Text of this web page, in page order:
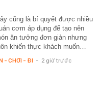
cũng là bí quyết được nhiều
cơm áp dụng để tạo nên
ăn tưởng đơn giản nhưng
khiến thực khách muốn…
- CHƠI - ĐI - 2 giờ trước